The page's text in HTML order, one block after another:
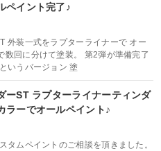
ペイント完了♪
外装一式をラプターライナーで オー
数回に分けて塗装。 第2弾が準備完了
いうバージョン 塗
ーST ラプターライナーティンダ
ラーでオールペイント♪
タムペイントのご相談を頂きました。